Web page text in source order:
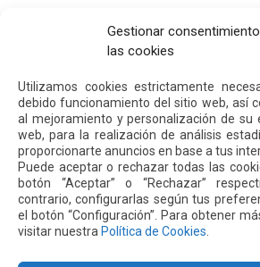
Gestionar
las cookies
Utilizamos cookies estrictamente
debido funcionamiento del sitio web, así
al mejoramiento y personalización de su
web, para la realización de análisis
proporcionarte anuncios en base a tus
Puede aceptar o rechazar todas las
botón “Aceptar” o “Rechazar”
contrario, configurarlas según tus
el botón “Configuración”. Para obtener
visitar nuestra Política de Cookies
Noticias
24 JUL 2026